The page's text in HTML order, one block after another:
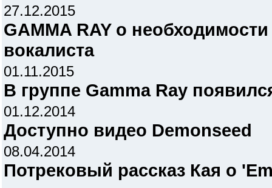
27.12.2015
GAMMA RAY о
вокалиста
01.11.2015
В группе Gamma Ray
01.12.2014
Доступно видео Demonseed
08.04.2014
Потрековый рассказ Кая о